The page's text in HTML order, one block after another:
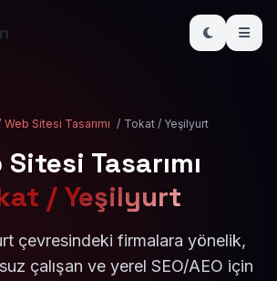
Web Sitesi Tasarımı / Tokat / Yeşilyurt
Sitesi Tasarımı
/ Yeşilyurt
çevresindeki firmalara yönelik,
çalışan ve yerel SEO/AEO için